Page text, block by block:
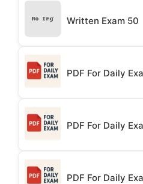
Written Exam 50
PDF For Daily
PDF For Daily
PDF For Daily